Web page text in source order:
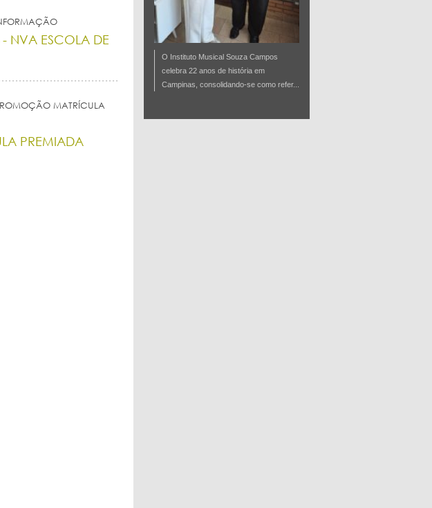
O Instituto Musical Souza Campos
celebra 22 anos de história em
Campinas, consolidando-se como refer...
NVA ESCOLA DE
MATRÍCULA
PREMIADA